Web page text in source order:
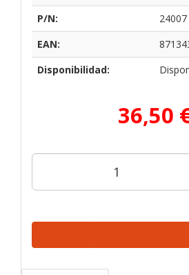
P/N:
24007
EAN:
Disponibilidad:
36,50